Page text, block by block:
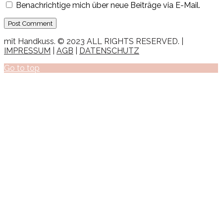
Benachrichtige mich über neue Beiträge via E-Mail.
mit Handkuss. © 2023 ALL RIGHTS RESERVED. |
IMPRESSUM
AGB
DATENSCHUTZ
Go to top